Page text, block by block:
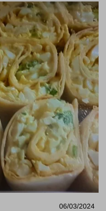
06/03/2024